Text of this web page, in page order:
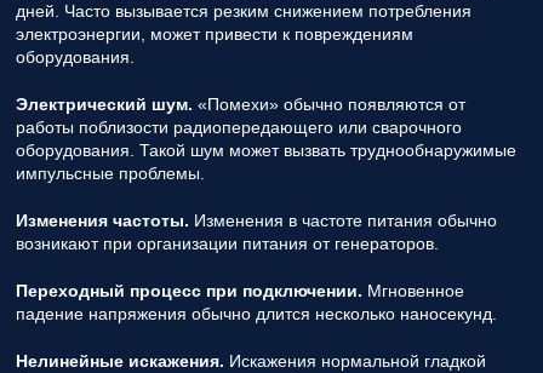
дней. Часто вызывается резким снижением потребления
электроэнергии, может привести к повреждениям
оборудования.
Электрический шум. «Помехи» обычно появляются от
работы поблизости радиопередающего или сварочного
оборудования. Такой шум может вызвать труднообнаружимые
импульсные проблемы.
Изменения частоты. Изменения в частоте питания обычно
возникают при организации питания от генераторов.
Переходный процесс при подключении. Мгновенное
падение напряжения обычно длится несколько наносекунд.
Нелинейные искажения. Искажения нормальной гладкой